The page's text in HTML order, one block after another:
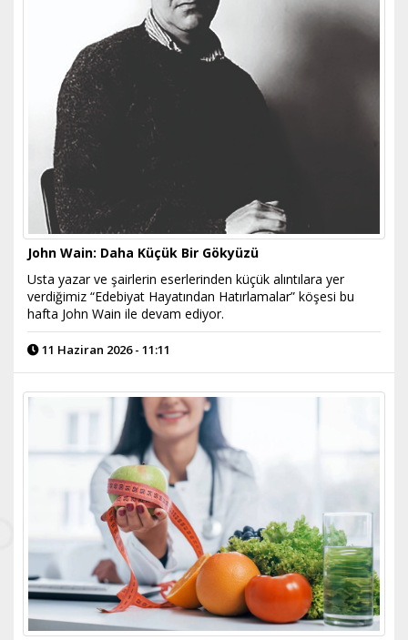
John Wain: Daha Küçük Bir Gökyüzü
​Usta yazar ve şairlerin eserlerinden küçük alıntılara yer
verdiğimiz “Edebiyat Hayatından Hatırlamalar” köşesi bu
hafta John Wain ile devam ediyor.
11 Haziran 2026 - 11:11